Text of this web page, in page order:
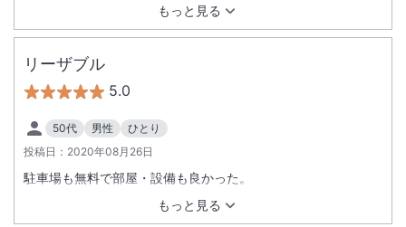
もっと見る
リーザブル
5.0
50代 男性
ひとり
投稿日： 2020年08月26日
もっと見る
駐車場も無料で部屋・設備も良かった。